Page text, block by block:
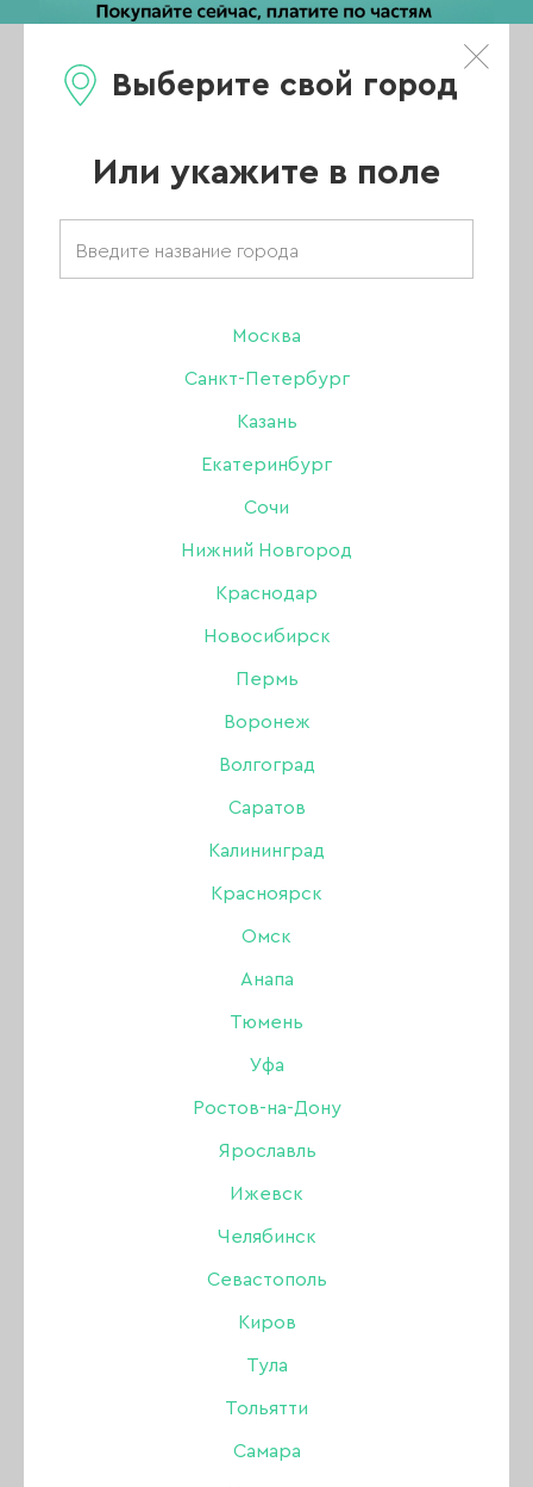
Выберите свой город
Или укажите в поле
Москва
Санкт-Петербург
Казань
Екатеринбург
Сочи
Нижний Новгород
Краснодар
Новосибирск
Пермь
Воронеж
Волгоград
Саратов
Калининград
Красноярск
Омск
Анапа
Тюмень
Уфа
Ростов-на-Дону
Ярославль
Ижевск
Челябинск
Севастополь
Киров
Тула
Тольятти
Самара
Каталог
Товары бренда
«Manita»
УХОД ЗА КОЖЕЙ РУК И ТЕЛА
СРЕДСТВА ДЛЯ ПЕДИКЮРА
ДЕЗИНФЕКЦИЯ И СТЕРИЛИЗАЦИЯ
АНТИСЕПТИКИ ДЛЯ РУК
КРОВООСТАНАВЛИВАЮЩИЕ
АНТИРЖАВЧИНА И НАЛЁТ
АПЕЛЬСИНОВЫЕ ПАЛОЧКИ
БАХИЛЫ, ТАПОЧКИ, РАЗДЕЛИТЕЛИ ДЛЯ
ПАЛЬЦЕВ